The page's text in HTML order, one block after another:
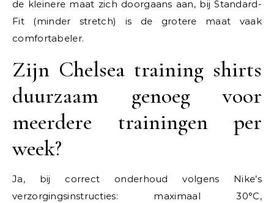
de kleinere maat zich doorgaans aan, bij Standard-
Fit (minder stretch) is de grotere maat vaak
comfortabeler.
Zijn Chelsea training shirts
duurzaam genoeg voor
meerdere trainingen per
week?
Ja, bij correct onderhoud volgens Nike’s
verzorgingsinstructies: maximaal 30°C,